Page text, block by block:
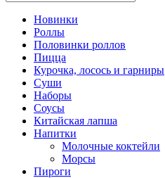
Новинки
Роллы
Половинки роллов
Пицца
Курочка, лосось и гарниры
Суши
Наборы
Соусы
Китайская лапша
Напитки
Молочные коктейли
Морсы
Пироги